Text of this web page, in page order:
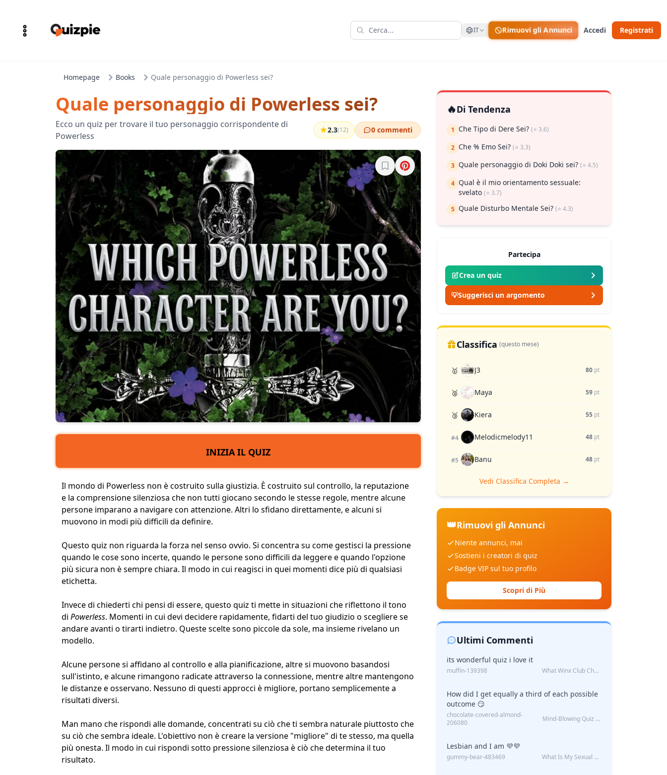
IT Rimuovi gli Annunci Accedi Registrati
Homepage Books Quale personaggio di Powerless sei?
Quale personaggio di Powerless sei?
Ecco un quiz per trovare il tuo personaggio corrispondente di
Powerless
2.3(12) 0 commenti
Accedi per salvare
INIZIA IL QUIZ
Il mondo di Powerless non è costruito sulla giustizia. È costruito sul controllo, la reputazione
e la comprensione silenziosa che non tutti giocano secondo le stesse regole, mentre alcune
persone imparano a navigare con attenzione. Altri lo sfidano direttamente, e alcuni si
muovono in modi più difficili da definire.
Questo quiz non riguarda la forza nel senso ovvio. Si concentra su come gestisci la pressione
quando le cose sono incerte, quando le persone sono difficili da leggere e quando l'opzione
più sicura non è sempre chiara. Il modo in cui reagisci in quei momenti dice più di qualsiasi
etichetta.
Invece di chiederti chi pensi di essere, questo quiz ti mette in situazioni che riflettono il tono
di Powerless. Momenti in cui devi decidere rapidamente, fidarti del tuo giudizio o scegliere se
andare avanti o tirarti indietro. Queste scelte sono piccole da sole, ma insieme rivelano un
modello.
Alcune persone si affidano al controllo e alla pianificazione, altre si muovono basandosi
sull'istinto, e alcune rimangono radicate attraverso la connessione, mentre altre mantengono
le distanze e osservano. Nessuno di questi approcci è migliore, portano semplicemente a
risultati diversi.
Man mano che rispondi alle domande, concentrati su ciò che ti sembra naturale piuttosto che
su ciò che sembra ideale. L'obiettivo non è creare la versione "migliore" di te stesso, ma quella
più onesta. Il modo in cui rispondi sotto pressione silenziosa è ciò che determina il tuo
risultato.
🔥Di Tendenza
1 Che Tipo di Dere Sei? (⭐ 3.6)
2 Che % Emo Sei? (⭐ 3.3)
3 Quale personaggio di Doki Doki sei? (⭐ 4.5)
4 Qual è il mio orientamento sessuale:
svelato (⭐ 3.7)
5 Quale Disturbo Mentale Sei? (⭐ 4.3)
Partecipa
Crea un quiz
💡Suggerisci un argomento
Classifica (questo mese)
🥇 J3 80 pt
🥈 Maya 59 pt
🥉 Kiera 55 pt
#4 Melodicmelody11 48 pt
#5 Banu 48 pt
Vedi Classifica Completa →
👑Rimuovi gli Annunci
Niente annunci, mai
Sostieni i creatori di quiz
Badge VIP sul tuo profilo
Scopri di Più
Ultimi Commenti
its wonderful quiz i love it
muffin-139398 What Winx Club Character Are You?
How did I get equally a third of each possible
outcome 😏
chocolate-covered-almond-
206080
Mind-Blowing Quiz Reveals: Will I Be Alone Forever?
Lesbian and I am 💜💜
gummy-bear-483469 What Is My Sexual Orientation: Uncovered